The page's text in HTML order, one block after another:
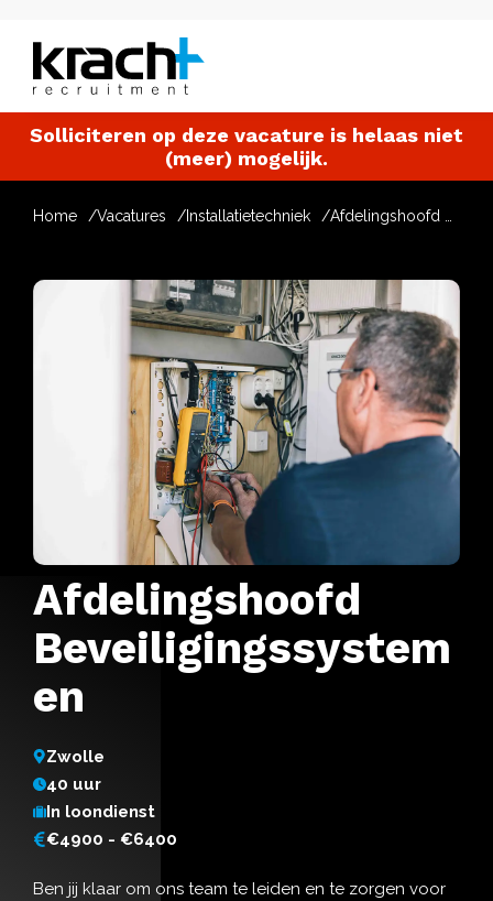
Solliciteren op deze vacature is helaas niet
(meer) mogelijk.
Home Vacatures Installatietechniek
Afdelingshoofd
Beveiligingssystem
en
Zwolle
40 uur
In loondienst
€4900 - €6400
Ben jij klaar om ons team te leiden en te zorgen voor